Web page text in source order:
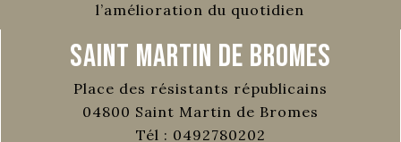
l’amélioration du quotidien
Saint Martin de Bromes
Place des résistants républicains
04800 Saint Martin de Bromes
Tél : 0492780202